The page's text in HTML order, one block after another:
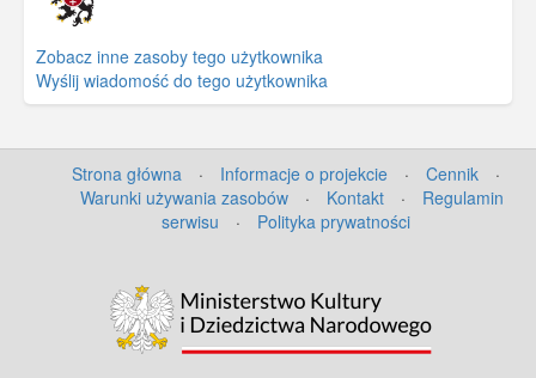
Zobacz inne zasoby tego użytkownika
Wyślij wiadomość do tego użytkownika
Strona główna · Informacje o projekcie · Cennik
·
Warunki używania zasobów
· Kontakt ·
Regulamin
serwisu
· Polityka prywatności